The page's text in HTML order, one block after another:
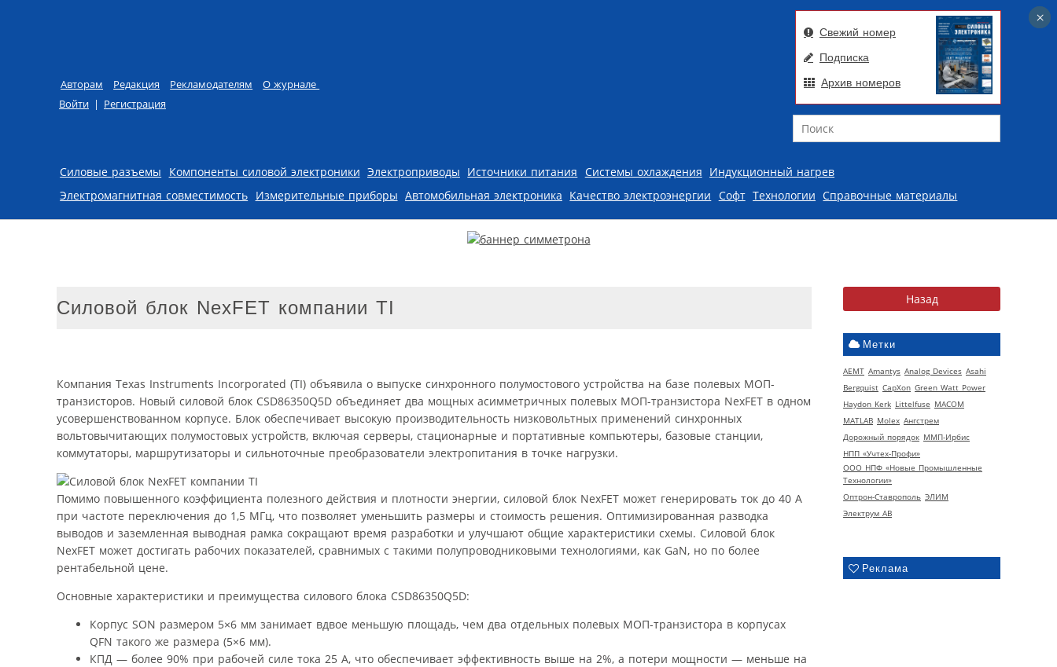
Авторам Редакция Рекламодателям
О журнале
Войти | Регистрация
Свежий номер
Подписка
Архив номеров
Поиск
Skip to content
Силовые разъемы Компоненты силовой электроники Электроприводы Источники питания Системы охлаждения Индукционный нагрев
Электромагнитная совместимость Измерительные приборы Автомобильная электроника Качество электроэнергии Софт Технологии Справочные материалы
Метки
AEMT Amantys Analog Devices Asahi
Bergquist CapXon Green Watt Power
Haydon Kerk Littelfuse MACOM
MATLAB Molex Ангстрем
Дорожный порядок ММП-Ирбис
НПП «Учтех-Профи»
ООО НПФ «Новые Промышленные
Технологии»
Оптрон-Ставрополь ЭЛИМ
Электрум АВ
Реклама
Силовой блок NexFET компании TI
Компания Texas Instruments Incorporated (TI) объявила о выпуске синхронного полумостового устройства на базе полевых МОП-
транзисторов. Новый силовой блок CSD86350Q5D объединяет два мощных асимметричных полевых МОП-транзистора NexFET в одном
усовершенствованном корпусе. Блок обеспечивает высокую производительность низковольтных применений синхронных
вольтовычитающих полумостовых устройств, включая серверы, стационарные и портативные компьютеры, базовые станции,
коммутаторы, маршрутизаторы и сильноточные преобразователи электропитания в точке нагрузки.
Помимо повышенного коэффициента полезного действия и плотности энергии, силовой блок NexFET может генерировать ток до 40 A
при частоте переключения до 1,5 МГц, что позволяет уменьшить размеры и стоимость решения. Оптимизированная разводка
выводов и заземленная выводная рамка сокращают время разработки и улучшают общие характеристики схемы. Силовой блок
NexFET может достигать рабочих показателей, сравнимых с такими полупроводниковыми технологиями, как GaN, но по более
рентабельной цене.
Основные характеристики и преимущества силового блока CSD86350Q5D:
Корпус SON размером 5×6 мм занимает вдвое меньшую площадь, чем два отдельных полевых МОП-транзистора в корпусах
QFN такого же размера (5×6 мм).
КПД — более 90% при рабочей силе тока 25 A, что обеспечивает эффективность выше на 2%, а потери мощности — меньше на
×
×